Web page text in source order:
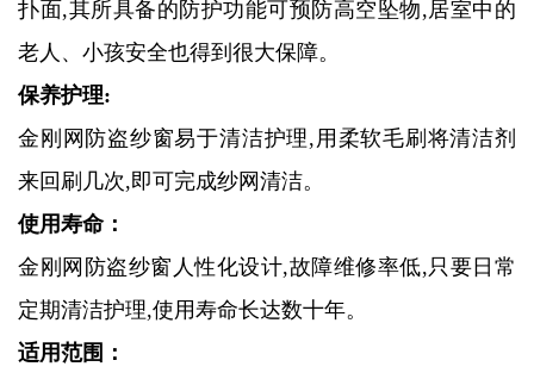
扑面,其所具备的防护功能可预防高空坠物,居室中的
老人、小孩安全也得到很大保障。
保养护理:
金刚网防盗纱窗易于清洁护理,用柔软毛刷将清洁剂
来回刷几次,即可完成纱网清洁。
使用寿命：
金刚网防盗纱窗人性化设计,故障维修率低,只要日常
定期清洁护理,使用寿命长达数十年。
适用范围：